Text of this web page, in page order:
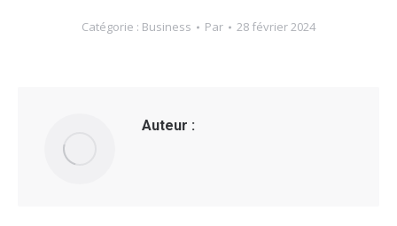
Catégorie : Business Par 28 février 2024
Auteur :